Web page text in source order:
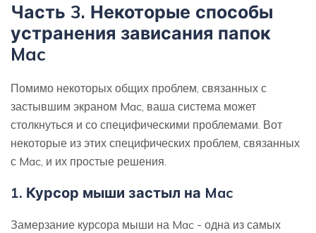
Часть 3. Некоторые способы
устранения зависания папок
Mac
Помимо некоторых общих проблем, связанных с
застывшим экраном Mac, ваша система может
столкнуться и со специфическими проблемами. Вот
некоторые из этих специфических проблем, связанных
с Mac, и их простые решения.
1. Курсор мыши застыл на Mac
Замерзание курсора мыши на Mac - одна из самых